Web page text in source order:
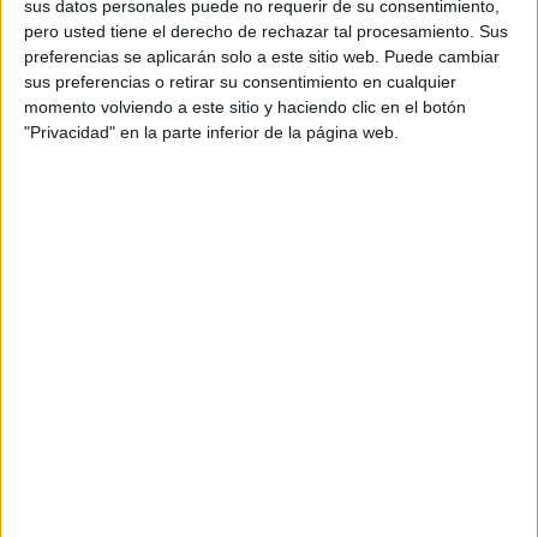
sus datos personales puede no requerir de su consentimiento,
pero usted tiene el derecho de rechazar tal procesamiento. Sus
preferencias se aplicarán solo a este sitio web. Puede cambiar
sus preferencias o retirar su consentimiento en cualquier
momento volviendo a este sitio y haciendo clic en el botón
"Privacidad" en la parte inferior de la página web.
Equipo creativo: Alexis Hughes, Luis Villanueva,
David Altuna
Equipo de cuentas: Eva María Poyato, Naiara
Goikoetxea